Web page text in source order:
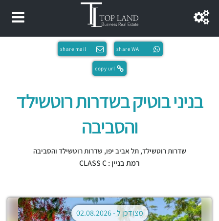
share WA
share mail
copy url
בניני בוטיק בשדרות רוטשילד
והסביבה
שדרות רוטשילד,תל אביב יפו, שדרות רוטשילד והסביבה
רמת בניין : CLASS C
מצודכן ל -02.08.2026